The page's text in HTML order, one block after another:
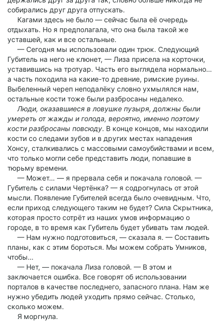
собирались друг друга отпускать.
Кагами здесь не было — сейчас была её очередь
отдыхать. Но я предполагала, что она была такой же
уставшей, как и все остальные.
— Сегодня мы использовали один трюк. Следующий
Губитель на него не клюнет, — Лиза присела на корточки,
уставившись на тротуар. Часть его выглядела нормально…
а часть походила на какие-то древние, римские руины.
Выбеленный череп неподалёку словно ухмылялся нам,
остальные кости тоже были разбросаны недалеко.
Люди, оказавшиеся в ловушке пузыря, должны были
умереть от жажды и голода, вероятно, именно поэтому
кости разбросаны повсюду. В конце концов, мы находили
кости со следами зубов и в других местах нападения
Хонсу, сталкивались с массовыми самоубийствами и всем,
что только могли себе представить люди, попавшие в
тюрьму времени.
— Может… — я прервала себя и покачала головой. —
Губитель с силами Чертёнка? — я содрогнулась от этой
мысли. Появление Губителей всегда было очевидным. Что,
если приход следующего таким не будет? Сила Скрытника,
которая просто сотрёт из наших умов информацию о
городе, в то время как Губитель будет убивать там людей.
— Нам нужно подготовиться, — сказала я. — Составить
планы, как с этим бороться. Мы можем собрать Умников,
чтобы…
— Нет, — покачала Лиза головой. — В этом и
заключается ошибка. Все говорят об использовании
порталов в качестве последнего, запасного плана. Нам же
нужно убедить людей уходить прямо сейчас. Столько,
сколько можем.
Я моргнула.